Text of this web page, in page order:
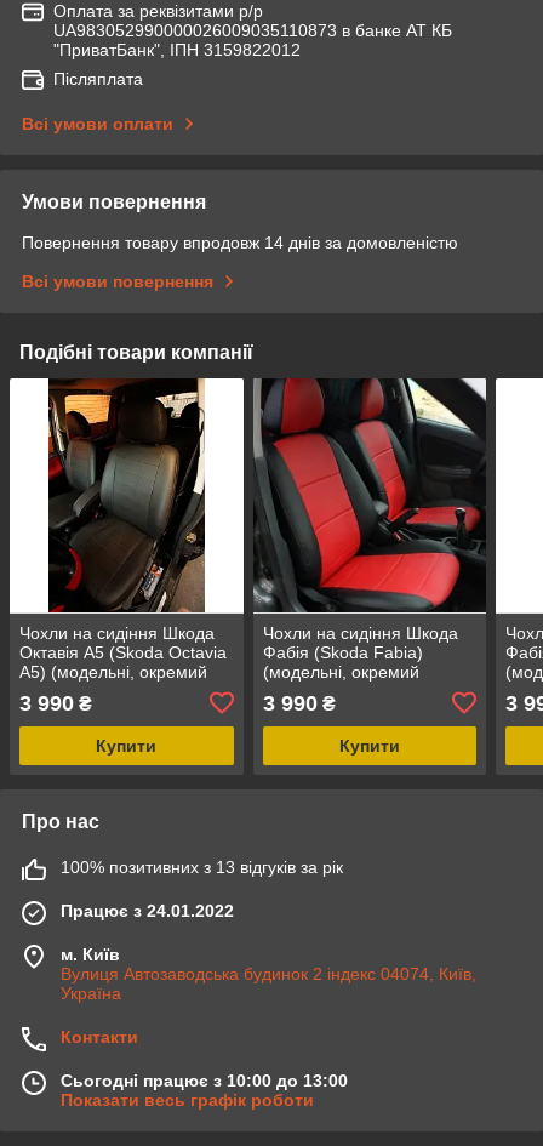
Оплата за реквізитами р/р
UA983052990000026009035110873 в банке АТ КБ
"ПриватБанк", ІПН 3159822012
Післяплата
Всі умови оплати
Умови повернення
Повернення товару впродовж 14 днів за домовленістю
Всі умови повернення
Подібні товари компанії
Чохли на сидіння Шкода
Октавія А5 (Skoda Octavia
A5) (модельні, окремий
зелений
3 990 ₴
Купити
Чохли на сидіння Шкода
Фабія (Skoda Fabia)
(модельні, окремий
3 990₴
Купити
3
Про нас
100% позитивних з 13 відгуків за рік
Працює з 24.01.2022
м. Київ
Вулиця Автозаводська будинок 2 індекс 04074, Київ,
Україна
Контакти
Сьогодні працює з 10:00 до 13:00
Показати весь графік роботи